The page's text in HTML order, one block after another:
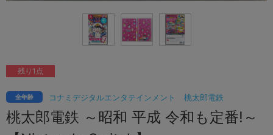
コナミデジタルエンタテインメント 桃太郎電鉄
全年齢
桃太郎電鉄 ～昭和 平成 令和も定番!～
残り1点